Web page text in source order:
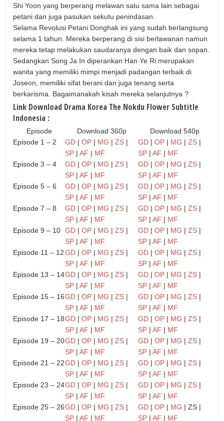
Shi Yoon yang berperang melawan satu sama lain sebagai
petani dan juga pasukan sekutu penindasan.
Selama Revolusi Petani Donghak ini yang sudah berlangsung
selama 1 tahun. Mereka berperang di sisi berlawanan namun
mereka tetap melakukan saudaranya dengan baik dan sopan.
Sedangkan Song Ja In diperankan Han Ye Ri merupakan
wanita yang memiliki mimpi menjadi padangan terbaik di
Joseon, memiliki sifat berani dan juga tenang serta
berkarisma. Bagaimanakah kisah mereka selanjutnya ?
Link Download Drama Korea The Nokdu Flower Subtitle
Indonesia :
Episode Download 360p
Download 540p
Episode 1 – 2
GD | OP | MG | ZS |
SP | AF | MF
GD | OP | MG | ZS |
SP | AF | MF
Episode 3 – 4
GD | OP | MG | ZS |
SP | AF | MF
GD | OP | MG | ZS |
SP | AF | MF
Episode 5 – 6
GD | OP | MG | ZS |
SP | AF | MF
GD | OP | MG | ZS |
SP | AF | MF
Episode 7 – 8
GD | OP | MG | ZS |
SP | AF | MF
GD | OP | MG | ZS |
SP | AF | MF
Episode 9 – 10 GD | OP | MG | ZS |
SP | AF | MF
GD | OP | MG | ZS |
SP | AF | MF
Episode 11 – 12GD | OP | MG | ZS |
SP | AF | MF
GD | OP | MG | ZS |
SP | AF | MF
Episode 13 – 14GD | OP | MG | ZS |
SP | AF | MF
GD | OP | MG | ZS |
SP | AF | MF
Episode 15 – 16GD | OP | MG | ZS |
SP | AF | MF
GD | OP | MG | ZS |
SP | AF | MF
Episode 17 – 18GD | OP | MG | ZS |
SP | AF | MF
GD | OP | MG | ZS |
SP | AF | MF
Episode 19 – 20GD | OP | MG | ZS |
SP | AF | MF
GD | OP | MG | ZS |
SP | AF | MF
Episode 21 – 22GD | OP | MG | ZS |
SP | AF | MF
GD | OP | MG | ZS |
SP | AF | MF
Episode 23 – 24GD | OP | MG | ZS |
SP | AF | MF
GD | OP | MG | ZS |
SP | AF | MF
Episode 25 – 26GD | OP | MG | ZS |
SP | AF | MF
GD | OP | MG | ZS |
SP | AF | MF